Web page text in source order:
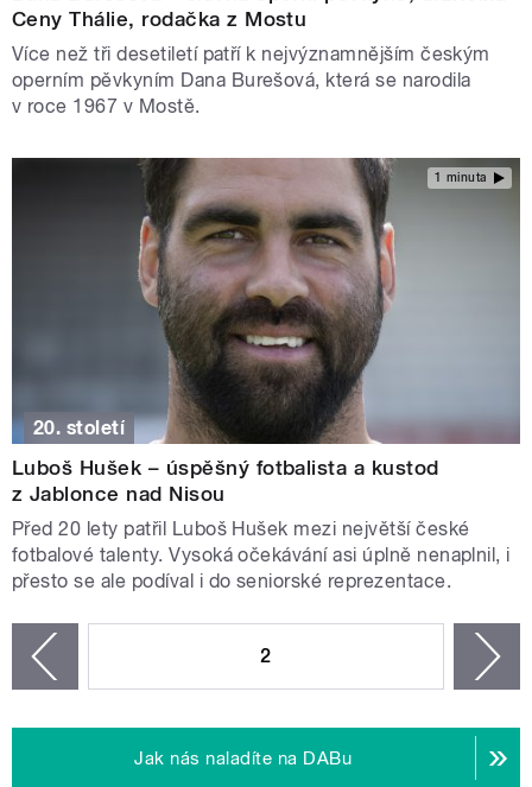
Ceny Thálie, rodačka z Mostu
Více než tři desetiletí patří k nejvýznamnějším českým
operním pěvkyním Dana Burešová, která se narodila
v roce 1967 v Mostě.
1 minuta
20. století
Luboš Hušek – úspěšný fotbalista a kustod
z Jablonce nad Nisou
Před 20 lety patřil Luboš Hušek mezi největší české
fotbalové talenty. Vysoká očekávání asi úplně nenaplnil, i
přesto se ale podíval i do seniorské reprezentace.
2
Jak nás naladíte na DABu